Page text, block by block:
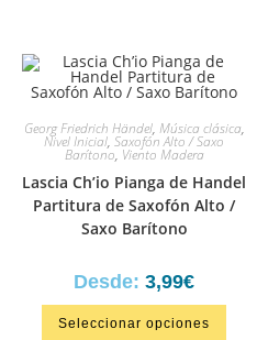
Georg Friedrich Händel, Música clásica,
Nivel Inicial, Saxofón Alto / Saxo
Barítono, Viento Madera
Lascia Ch’io Pianga de Handel
Partitura de Saxofón Alto /
Saxo Barítono
Desde: 3,99€
Seleccionar opciones